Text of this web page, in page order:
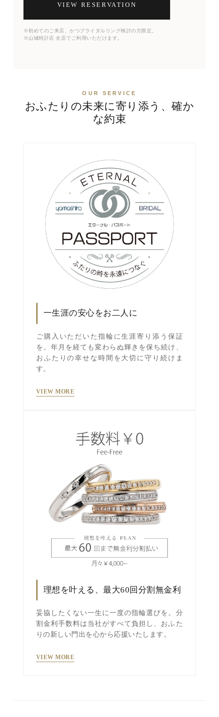
VIEW RESERVATION
※初めてのご来店、かつブライダルリング検討の方限定。
※山城時計店 全店でご利用いただけます。
OUR SERVICE
おふたりの未来に寄り添う、確か
な約束
一生涯の安心をお二人に
ご購入いただいた指輪に生涯寄り添う保証
を。年月を経ても変わらぬ輝きを保ち続け、
おふたりの幸せな時間を大切に守り続けま
す。
VIEW MORE
理想を叶える、最大60回分割無金利
妥協したくない一生に一度の指輪選びを。分
割金利手数料は当社がすべて負担し、おふた
りの新しい門出を心から応援いたします。
VIEW MORE